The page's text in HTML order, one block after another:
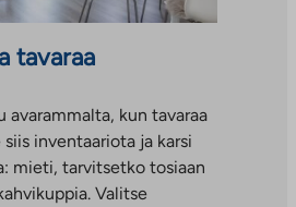
tavaraa
avarammalta, kun tavaraa
inventaariota ja karsi
mieti, tarvitsetko tosiaan
Valitse